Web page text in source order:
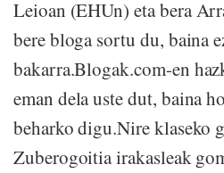
Leioan (EHUn) eta bera
bere bloga sortu du, baina
bakarra.Blogak.com-en
eman dela uste dut, baina
beharko digu.Nire klaseko
Zuberogoitia irakasleak